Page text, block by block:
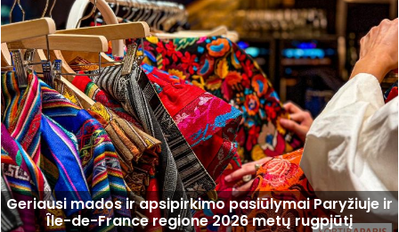
Geriausi mados ir apsipirkimo pasiūlymai Paryžiuje ir
Île-de-France regione 2026 metų rugpjūtį